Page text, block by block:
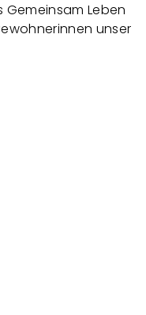
Gemeinsam Leben
unser